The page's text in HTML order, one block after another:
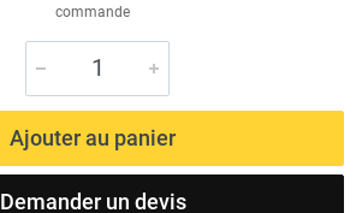
commande
Ajouter au panier
Demander un devis